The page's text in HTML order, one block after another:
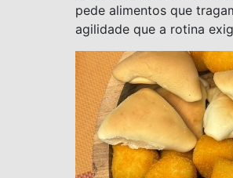
pede alimentos que
agilidade que a rotina